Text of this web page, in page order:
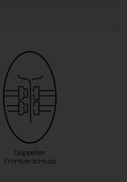
Doppelter
Frontverschluss